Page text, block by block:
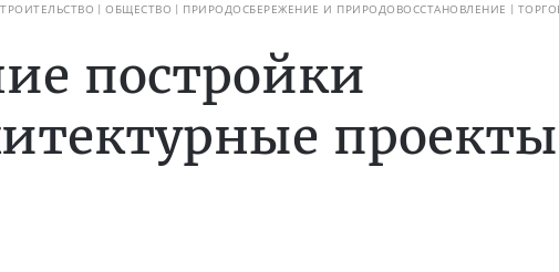
ОБЩЕСТВО ПРИРОДОСБЕРЕЖЕНИЕ И ПРИРОДОВОССТАНОВЛЕНИЕ
постройки